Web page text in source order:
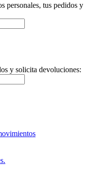
personales, tus pedidos y
y solicita devoluciones: